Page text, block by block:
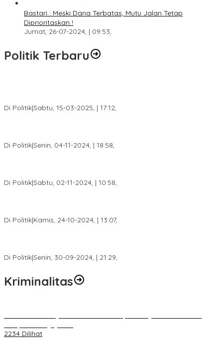
Bastari : Meski Dana Terbatas, Mutu Jalan Tetap
Diprioritaskan !
Jumat, 26-07-2024, | 09:53,
Politik Terbaru
Di Politik|Sabtu, 15-03-2025, | 17:12,
Di Politik|Senin, 04-11-2024, | 18:58,
Di Politik|Sabtu, 02-11-2024, | 10:58,
Di Politik|Kamis, 24-10-2024, | 13:07,
Di Politik|Senin, 30-09-2024, | 21:29,
Kriminalitas
2234 Dilihat